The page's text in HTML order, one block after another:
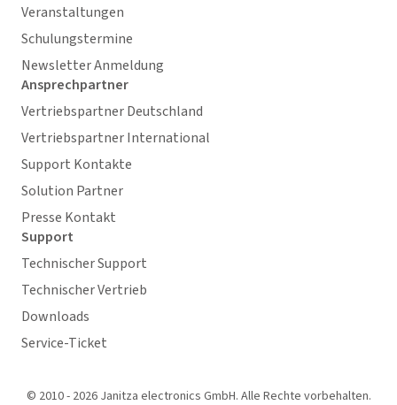
Veranstaltungen
Schulungstermine
Newsletter Anmeldung
Ansprechpartner
Vertriebspartner Deutschland
Vertriebspartner International
Support Kontakte
Solution Partner
Presse Kontakt
Support
Technischer Support
Technischer Vertrieb
Downloads
Service-Ticket
© 2010 - 2026 Janitza electronics GmbH. Alle Rechte vorbehalten.